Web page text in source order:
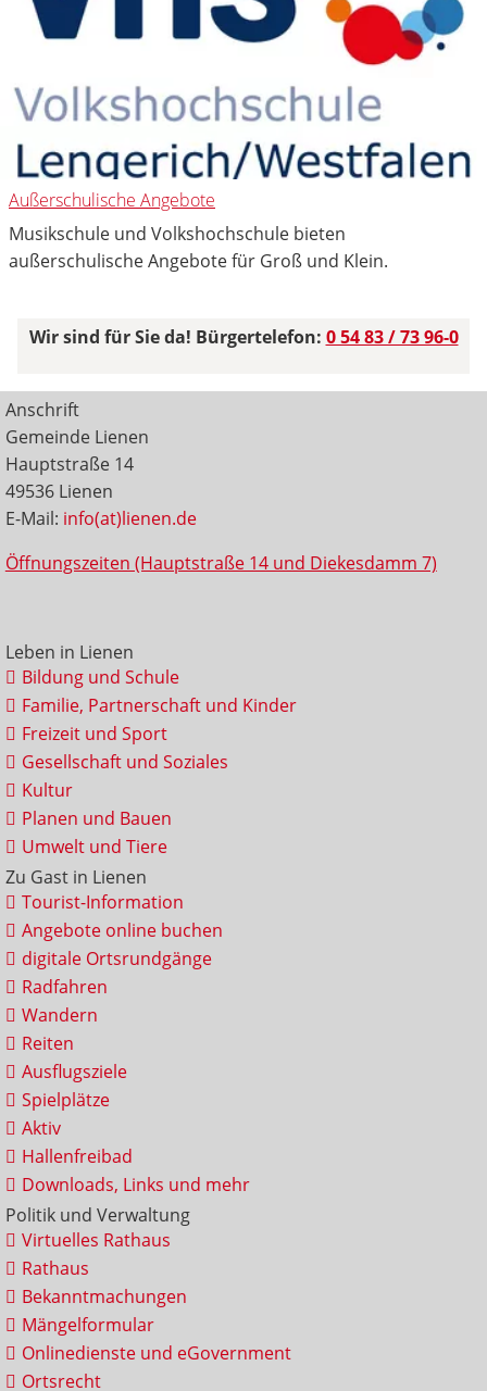
Außerschulische Angebote
Musikschule und Volkshochschule bieten
außerschulische Angebote für Groß und Klein.
Wir sind für Sie da! Bürgertelefon: 0 54 83 / 73 96-0
Anschrift
Gemeinde Lienen
Hauptstraße 14
49536 Lienen
E-Mail: info(at)lienen.de
Öffnungszeiten (Hauptstraße 14 und Diekesdamm 7)
Leben in Lienen
Bildung und Schule
Familie, Partnerschaft und Kinder
Freizeit und Sport
Gesellschaft und Soziales
Kultur
Planen und Bauen
Umwelt und Tiere
Zu Gast in Lienen
Tourist-Information
Angebote online buchen
digitale Ortsrundgänge
Radfahren
Wandern
Reiten
Ausflugsziele
Spielplätze
Aktiv
Hallenfreibad
Downloads, Links und mehr
Politik und Verwaltung
Virtuelles Rathaus
Rathaus
Bekanntmachungen
Mängelformular
Onlinedienste und eGovernment
Ortsrecht